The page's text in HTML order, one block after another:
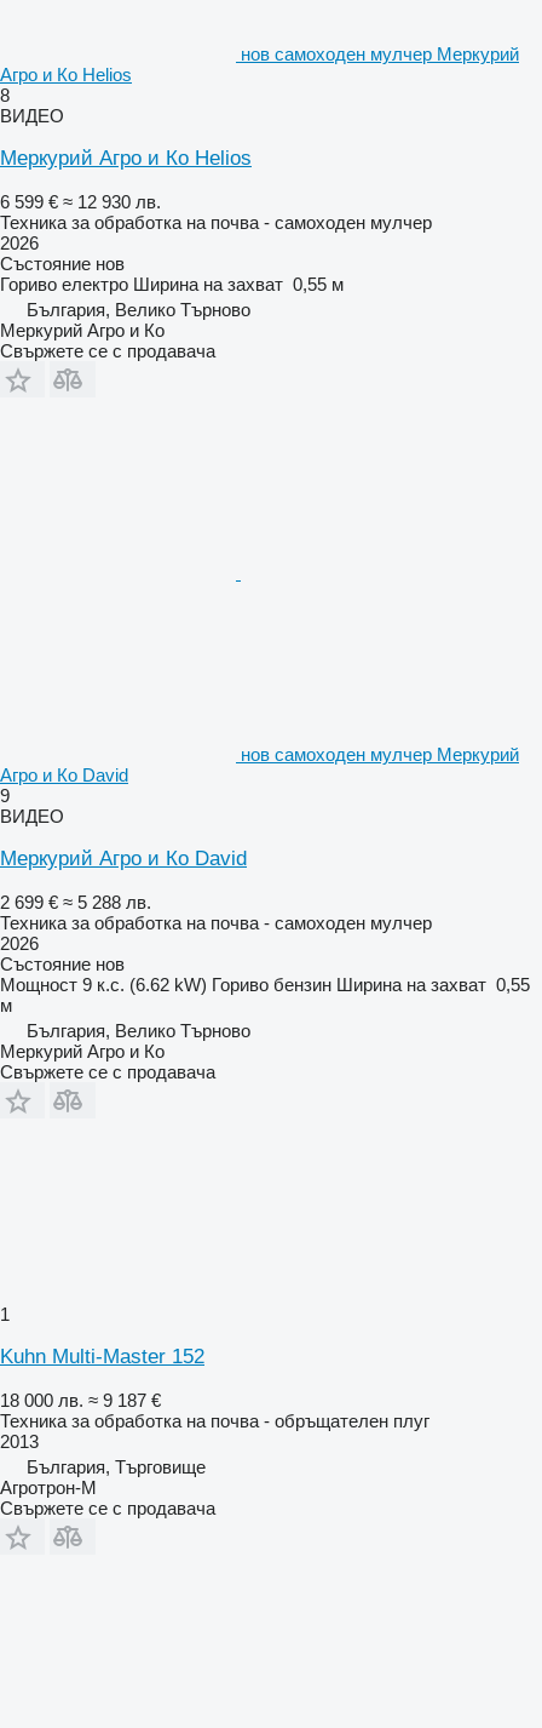
нов самоходен мулчер Меркурий
Агро и Ко Helios
8
ВИДЕО
Меркурий Агро и Ко Helios
6 599 € ≈ 12 930 лв.
Техника за обработка на почва - самоходен мулчер
2026
Състояние нов
Гориво електро Ширина на захват 0,55 м
България, Велико Търново
Меркурий Агро и Ко
Свържете се с продавача
нов самоходен мулчер Меркурий
Агро и Ко David
9
ВИДЕО
Меркурий Агро и Ко David
2 699 € ≈ 5 288 лв.
Техника за обработка на почва - самоходен мулчер
2026
Състояние нов
Мощност 9 к.с. (6.62 kW) Гориво бензин Ширина на захват 0,55
м
България, Велико Търново
Меркурий Агро и Ко
Свържете се с продавача
1
Kuhn Multi-Master 152
18 000 лв. ≈ 9 187 €
Техника за обработка на почва - обръщателен плуг
2013
България, Търговище
Агротрон-М
Свържете се с продавача